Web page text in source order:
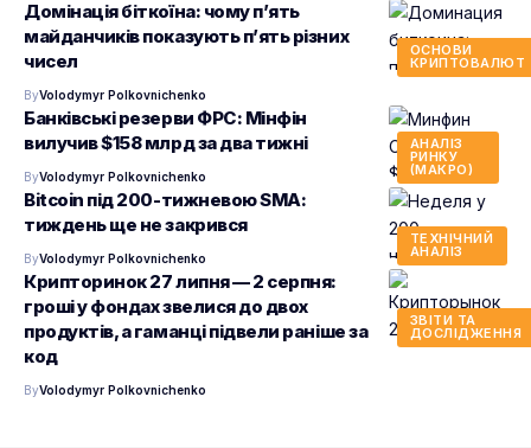
ОСНОВИ
КРИПТОВАЛЮТ
Домінація біткоїна: чому п’ять
майданчиків показують п’ять різних
чисел
ByVolodymyr Polkovnichenko
АНАЛІЗ
РИНКУ
(МАКРО)
Банківські резерви ФРС: Мінфін
вилучив $158 млрд за два тижні
ByVolodymyr Polkovnichenko
ТЕХНІЧНИЙ
АНАЛІЗ
Bitcoin під 200-тижневою SMA:
тиждень ще не закрився
ByVolodymyr Polkovnichenko
ЗВІТИ ТА
ДОСЛІДЖЕННЯ
Крипторинок 27 липня — 2 серпня:
гроші у фондах звелися до двох
продуктів, а гаманці підвели раніше за
код
ByVolodymyr Polkovnichenko